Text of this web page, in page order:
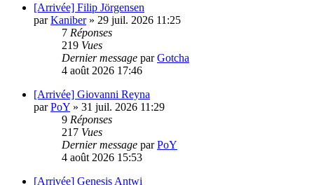
[Arrivée] Filip Jörgensen
parKaniber» 29 juil. 2026 11:25
7 Réponses
219 Vues
Dernier message parGotcha
4 août 2026 17:46
[Arrivée] Giovanni Reyna
parPoY » 31 juil. 2026 11:29
9 Réponses
217 Vues
Dernier message parPoY
4 août 2026 15:53
[Arrivée] Genesis Antwi